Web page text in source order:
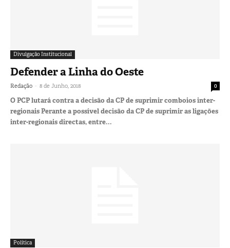
Divulgação Institucional
Defender a Linha do Oeste
Redação - 8 de Junho, 2018 0
O PCP lutará contra a decisão da CP de suprimir comboios inter-
regionais Perante a possível decisão da CP de suprimir as ligações
inter-regionais directas, entre...
Política